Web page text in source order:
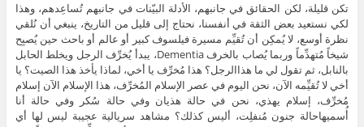
تكن قليلة، لكن الحقائق في جانبهم، الأدلة البيّنات في جانبهم تُساعِدهم، وهذا
لكي نستعيد بعض الثقة في أنفسنا، نحتاج إلى قليل من التاريخ، ينبغي أن نُلقي
نظرة أوسع، لا يُمكِن أن تُقيِّم مسيرة فيلسوف كبير أو عالم أو باحث حين يُصبِح
شيخاً مُتهدِّماً وربما يُصاب بالخرف Dementia، يبدأ يُخرِّف الرجل ويخلط الحابل
بالنابل، ثم تقول لي ما هذاالرجل؟ هذا مُخرِّف يا أخي، لماذا يأخذ هذا الصيت؟ يا
أخي لا تُقيِّمه الآن، نحن اليوم في عصر الإسلام المُخرِّف، هذا الإسلام الآن إسلام
مُخرِّف، إسلام يهذي، نحن في حالة هذيان وفي حالة سُكر وفي حالة أنا
أُسميهاحالة جنون مُنفلِت، أليس كذلك؟ مشاهد سريالية عجيبة ليس لها أي